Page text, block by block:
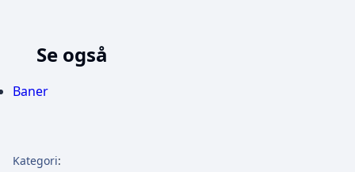
Se også
Baner
Kategori: